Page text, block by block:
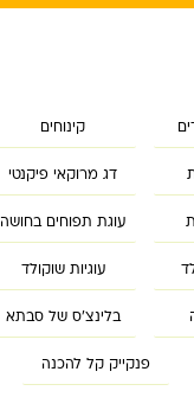
קינוחים
דג מרוקאי פיקנטי
עוגת תפוחים בחושה
עוגיות שוקולד
בלינצ'ס של סבתא
פנקייק קל להכנה